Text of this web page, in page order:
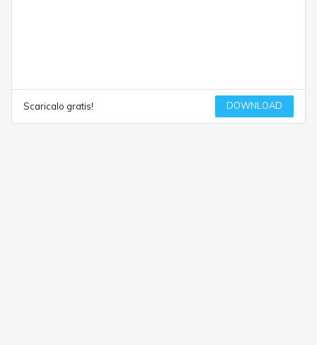
Scaricalo gratis! DOWNLOAD